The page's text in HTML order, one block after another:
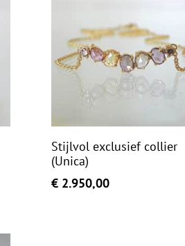
Stijlvol exclusief collier
(Unica)
€2.950,00